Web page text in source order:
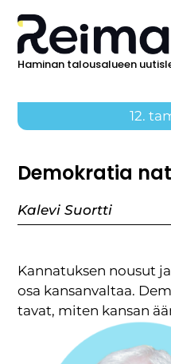
Haminan talousalueen
12.
Demokratia
Kalevi Suortti
Kannatuksen nousut
osa kansanvaltaa.
tavat, miten kansan